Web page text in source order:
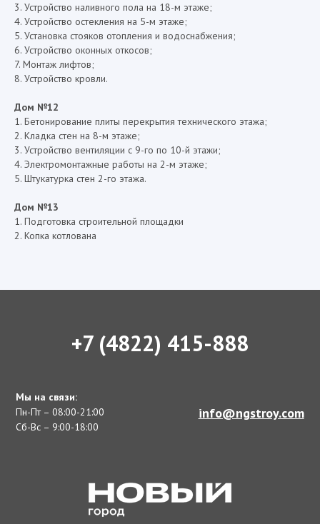
3. Устройство наливного пола на 18-м этаже;
4. Устройство остекления на 5-м этаже;
5. Установка стояков отопления и водоснабжения;
6. Устройство оконных откосов;
7. Монтаж лифтов;
8. Устройство кровли.
Дом №12
1. Бетонирование плиты перекрытия технического этажа;
2. Кладка стен на 8-м этаже;
3. Устройство вентиляции с 9-го по 10-й этажи;
4. Электромонтажные работы на 2-м этаже;
5. Штукатурка стен 2-го этажа.
Дом №13
1. Подготовка строительной площадки
2. Копка котлована
+7 (4822) 415-888
Мы на связи:
Пн-Пт – 08:00-21:00
Сб-Вс – 9:00-18:00
info@ngstroy.com